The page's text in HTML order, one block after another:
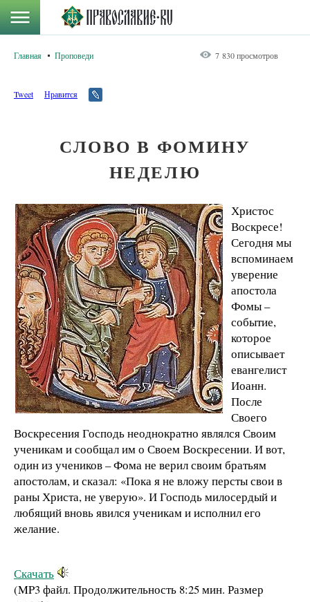
Главная Проповеди 7 830 просмотров
Tweet Нравится
СЛОВО В ФОМИНУ
НЕДЕЛЮ
Христос
Воскресе!
Сегодня мы
вспоминаем
уверение
апостола
Фомы –
событие,
которое
описывает
евангелист
Иоанн.
После
Своего
Воскресения Господь неоднократно являлся Своим
ученикам и сообщал им о Своем Воскресении. И вот,
один из учеников – Фома не верил своим братьям
апостолам, и сказал: «Пока я не вложу персты свои в
раны Христа, не уверую». И Господь милосердый и
любящий вновь явился ученикам и исполнил его
желание.
Скачать
(MP3 файл. Продолжительность 8:25 мин. Размер